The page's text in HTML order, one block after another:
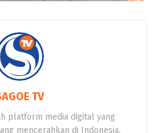
TV
platform media digital yang
mencerahkan di Indonesia,